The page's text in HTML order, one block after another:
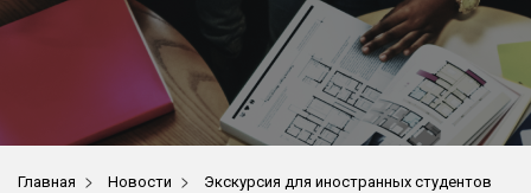
Главная > Новости >
Экскурсия для иностранных студентов